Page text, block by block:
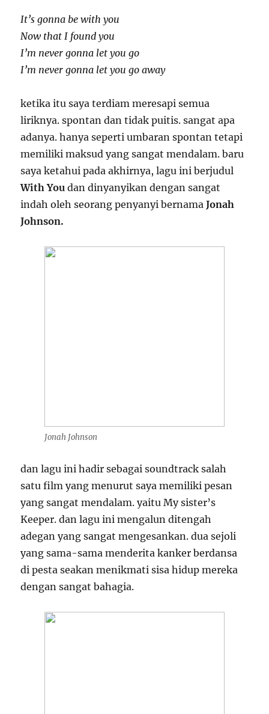
It’s gonna be with you
Now that I found you
I’m never gonna let you go
I’m never gonna let you go away
ketika itu saya terdiam meresapi semua
liriknya. spontan dan tidak puitis. sangat apa
adanya. hanya seperti umbaran spontan tetapi
memiliki maksud yang sangat mendalam. baru
saya ketahui pada akhirnya, lagu ini berjudul
With Youdan dinyanyikan dengan sangat
indah oleh seorang penyanyi bernamaJonah
Johnson.
Jonah Johnson
dan lagu ini hadir sebagai soundtrack salah
satu film yang menurut saya memiliki pesan
yang sangat mendalam. yaitu My sister’s
Keeper. dan lagu ini mengalun ditengah
adegan yang sangat mengesankan. dua sejoli
yang sama-sama menderita kanker berdansa
di pesta seakan menikmati sisa hidup mereka
dengan sangat bahagia.